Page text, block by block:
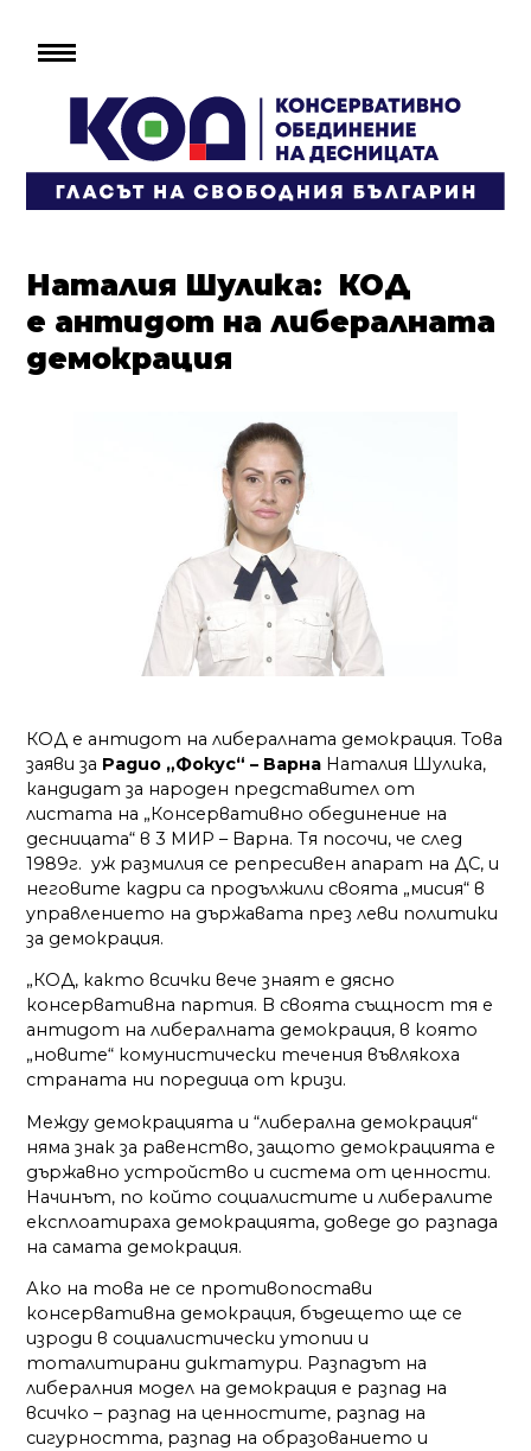
Наталия Шулика: КОД
е антидот на либералната
демокрация
КОД е антидот на либералната демокрация. Това
заяви за Радио „Фокус“ – Варна Наталия Шулика,
кандидат за народен представител от
листата на „Консервативно обединение на
десницата“ в 3 МИР – Варна. Тя посочи, че след
1989г. уж размилия се репресивен апарат на ДС, и
неговите кадри са продължили своята „мисия“ в
управлението на държавата през леви политики
за демокрация.
„КОД, както всички вече знаят е дясно
консервативна партия. В своята същност тя е
антидот на либералната демокрация, в която
„новите“ комунистически течения въвлякоха
страната ни поредица от кризи.
Между демокрацията и “либерална демокрация“
няма знак за равенство, защото демокрацията е
държавно устройство и система от ценности.
Начинът, по който социалистите и либералите
експлоатираха демокрацията, доведе до разпада
на самата демокрация.
Ако на това не се противопостави
консервативна демокрация, бъдещето ще се
изроди в социалистически утопии и
тоталитирани диктатури. Разпадът на
либералния модел на демокрация е разпад на
всичко – разпад на ценностите, разпад на
сигурността, разпад на образованието и